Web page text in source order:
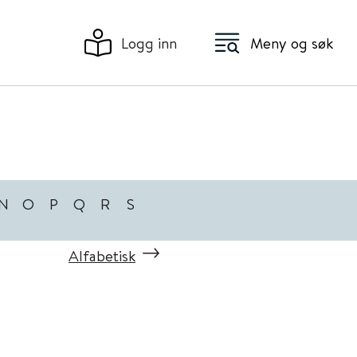
Logg inn Meny og søk
O P Q R S
Alfabetisk